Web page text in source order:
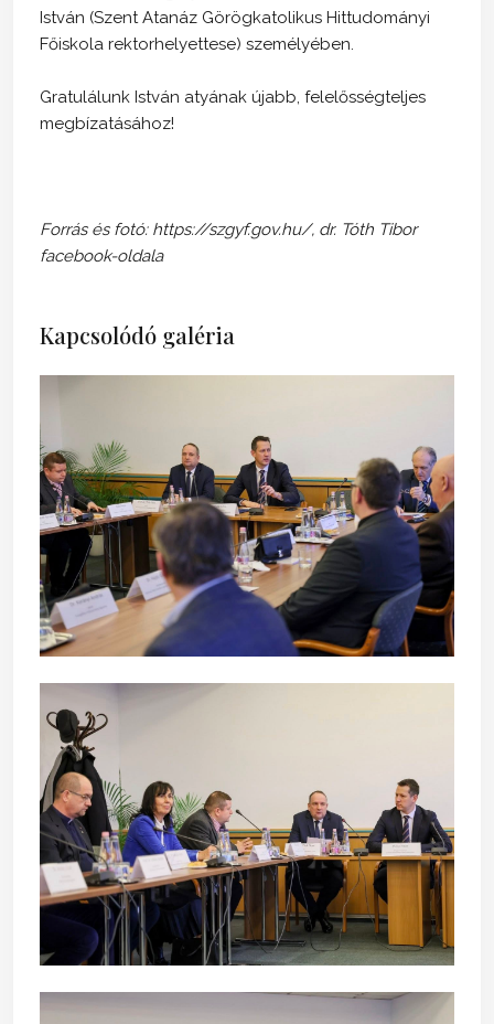
István (Szent Atanáz Görögkatolikus Hittudományi
Főiskola rektorhelyettese) személyében.
Gratulálunk István atyának újabb, felelősségteljes
megbízatásához!
Forrás és fotó: https://szgyf.gov.hu/, dr. Tóth Tibor
facebook-oldala
Kapcsolódó galéria